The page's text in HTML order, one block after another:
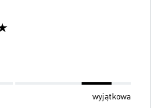
wyjątkowa